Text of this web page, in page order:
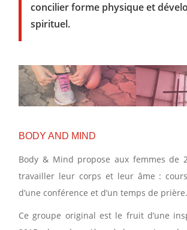
concilier forme physique et
spirituel.
BODY AND MIND
Body & Mind propose aux femmes de
travailler leur corps et leur âme :
d’une conférence et d’un temps de prière.
Ce groupe original est le fruit d’une